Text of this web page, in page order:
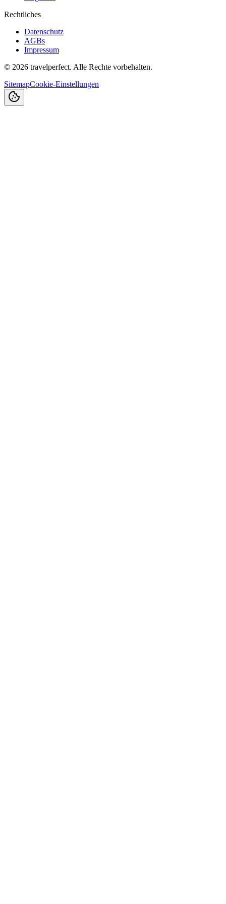
Rechtliches
Datenschutz
AGBs
Impressum
© 2026 travelperfect. Alle Rechte vorbehalten.
SitemapCookie-Einstellungen